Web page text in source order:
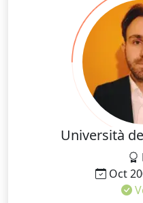
Università
Oct